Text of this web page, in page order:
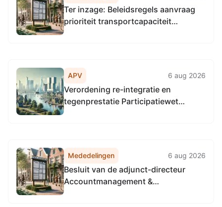
Ter inzage: Beleidsregels aanvraag
prioriteit transportcapaciteit
APV 6 aug 2026
Verordening re-integratie en
tegenprestatie Participatiewet
Mededelingen 6 aug 2026
Besluit van de adjunct-directeur
Accountmanagement &